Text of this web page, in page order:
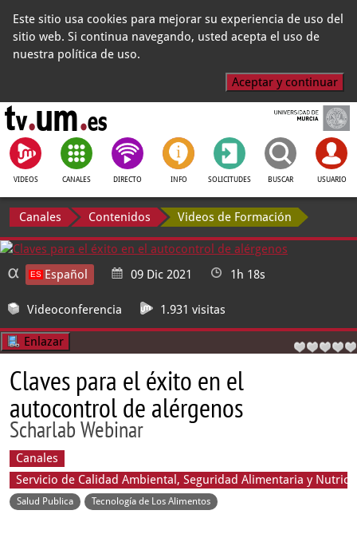
Este sitio usa cookies para mejorar su experiencia de uso del
sitio web. Si continua navegando, usted acepta el uso de
nuestra política de uso.
Aceptar y continuar
VIDEOS CANALES DIRECTO INFO SOLICITUDES BUSCAR USUARIO
Canales Contenidos Videos de Formación
Español 09 Dic 2021 1h 18s
Videoconferencia 1.931 visitas
Enlazar
Claves para el éxito en el
autocontrol de alérgenos
Scharlab Webinar
Canales
Servicio de Calidad Ambiental, Seguridad Alimentaria y
Salud Publica Tecnología de Los Alimentos